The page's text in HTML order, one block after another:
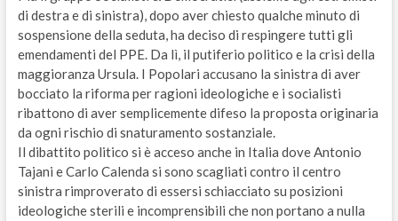
di destra e di sinistra), dopo aver chiesto qualche minuto di
sospensione della seduta, ha deciso di respingere tutti gli
emendamenti del PPE. Da lì, il putiferio politico e la crisi della
maggioranza Ursula. I Popolari accusano la sinistra di aver
bocciato la riforma per ragioni ideologiche e i socialisti
ribattono di aver semplicemente difeso la proposta originaria
da ogni rischio di snaturamento sostanziale.
Il dibattito politico si è acceso anche in Italia dove Antonio
Tajani e Carlo Calenda si sono scagliati contro il centro
sinistra rimproverato di essersi schiacciato su posizioni
ideologiche sterili e incomprensibili che non portano a nulla